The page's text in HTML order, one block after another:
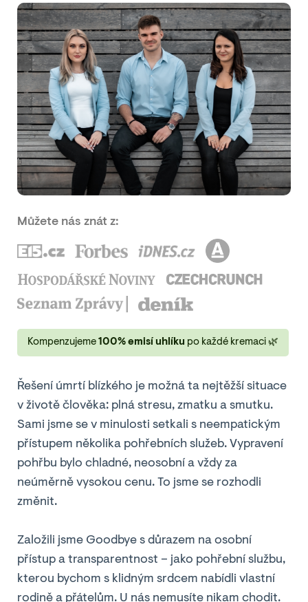
Můžete nás znát z:
Kompenzujeme 100% emisí uhlíku po každé kremaci 🌿
Řešení úmrtí blízkého je možná ta nejtěžší situace
v životě člověka: plná stresu, zmatku a smutku.
Sami jsme se v minulosti setkali s neempatickým
přístupem několika pohřebních služeb. Vypravení
pohřbu bylo chladné, neosobní a vždy za
neúměrně vysokou cenu. To jsme se rozhodli
změnit.
Založili jsme Goodbye s důrazem na osobní
přístup a transparentnost – jako pohřební službu,
kterou bychom s klidným srdcem nabídli vlastní
rodině a přátelům. U nás nemusíte nikam chodit.